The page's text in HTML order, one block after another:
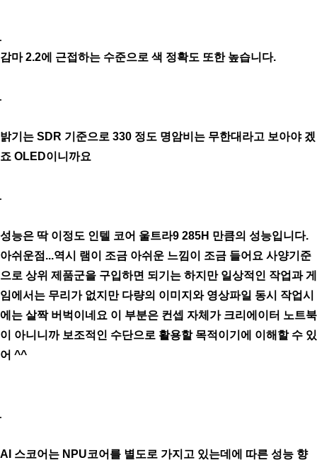
감마 2.2에 근접하는 수준으로 색 정확도 또한 높습니다.
밝기는 SDR 기준으로 330 정도 명암비는 무한대라고 보아야 겠
죠 OLED이니까요
성능은 딱 이정도 인텔 코어 울트라9 285H 만큼의 성능입니다.
아쉬운점...역시 램이 조금 아쉬운 느낌이 조금 들어요 사양기준
으로 상위 제품군을 구입하면 되기는 하지만 일상적인 작업과 게
임에서는 무리가 없지만 다량의 이미지와 영상파일 동시 작업시
에는 살짝 버벅이네요 이 부분은 컨셉 자체가 크리에이터 노트북
이 아니니까 보조적인 수단으로 활용할 목적이기에 이해할 수 있
어 ^^
AI 스코어는 NPU코어를 별도로 가지고 있는데에 따른 성능 향